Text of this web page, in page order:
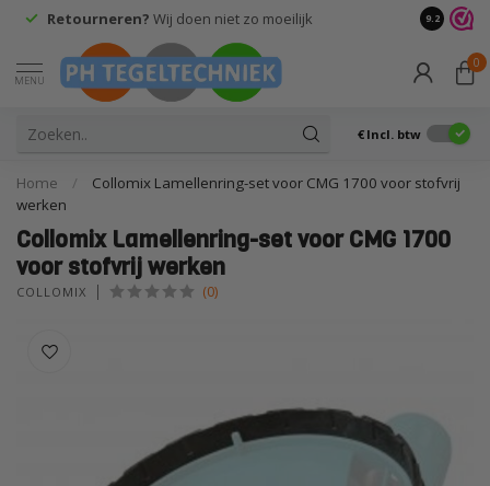
Retourneren? Wij doen niet zo moeilijk 9.2
MENU
0
€ Incl. btw
Home /
Collomix Lamellenring-set voor CMG 1700 voor stofvrij
werken
Collomix Lamellenring-set voor CMG 1700
voor stofvrij werken
COLLOMIX (0)